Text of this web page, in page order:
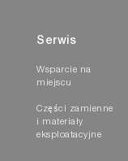
Serwis
Wsparcie na
miejscu
Części zamienne
i materiały
eksploatacyjne